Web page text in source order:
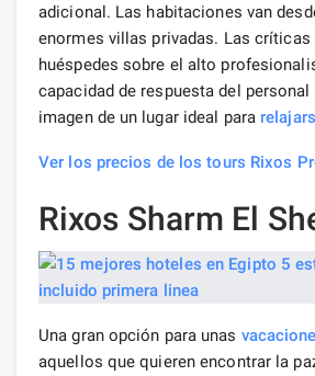
adicional. Las habitaciones van
enormes villas privadas. Las
huéspedes sobre el alto
capacidad de respuesta del
imagen de un lugar ideal para
Ver los precios de los tours Rixos
Rixos Sharm El
Una gran opción para unas
aquellos que quieren encontrar la